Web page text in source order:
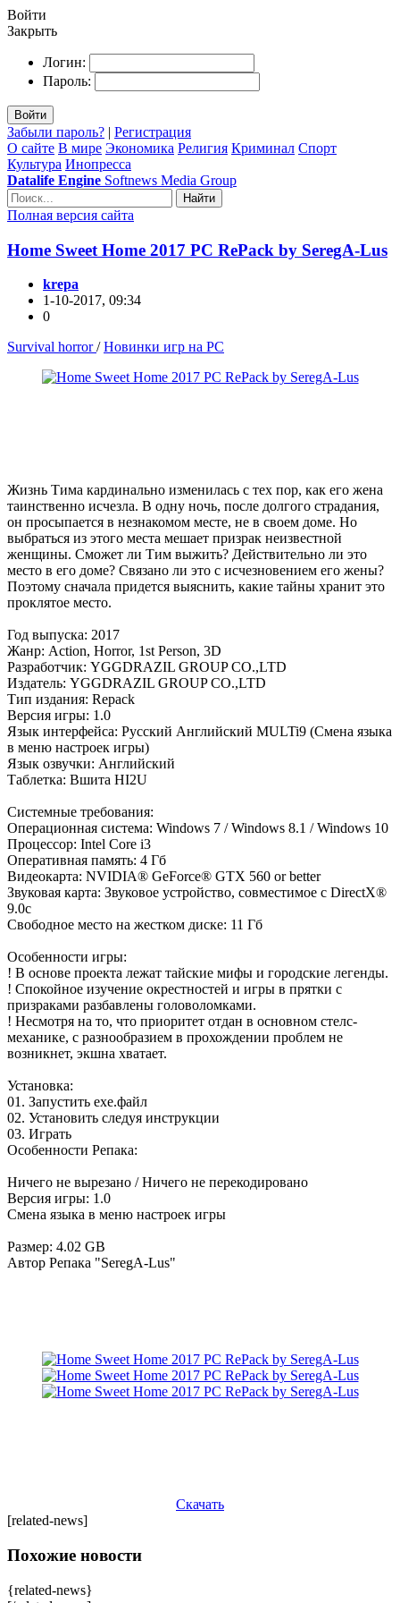
Войти
Закрыть
Логин:
Пароль:
Войти
Забыли пароль? | Регистрация
О сайте В мире Экономика Религия Криминал Спорт
Культура Инопресса
Datalife Engine Softnews Media Group
Найти
Полная версия сайта
Home Sweet Home 2017 PC RePack by SeregA-Lus
krepa
1-10-2017, 09:34
0
Survival horror/Новинки игр на PC
Жизнь Тима кардинально изменилась с тех пор, как его жена
таинственно исчезла. В одну ночь, после долгого страдания,
он просыпается в незнакомом месте, не в своем доме. Но
выбраться из этого места мешает призрак неизвестной
женщины. Сможет ли Тим выжить? Действительно ли это
место в его доме? Связано ли это с исчезновением его жены?
Поэтому сначала придется выяснить, какие тайны хранит это
проклятое место.
Год выпуска: 2017
Жанр: Action, Horror, 1st Person, 3D
Разработчик: YGGDRAZIL GROUP CO.,LTD
Издатель: YGGDRAZIL GROUP CO.,LTD
Тип издания: Repack
Версия игры: 1.0
Язык интерфейса: Русский Английский MULTi9 (Смена языка
в меню настроек игры)
Язык озвучки: Английский
Таблетка: Вшита HI2U
Системные требования:
Операционная система: Windows 7 / Windows 8.1 / Windows 10
Процессор: Intel Core i3
Оперативная память: 4 Гб
Видеокарта: NVIDIA® GeForce® GTX 560 or better
Звуковая карта: Звуковое устройство, совместимое с DirectX®
9.0с
Свободное место на жестком диске: 11 Гб
Особенности игры:
! В основе проекта лежат тайские мифы и городские легенды.
! Спокойное изучение окрестностей и игры в прятки с
призраками разбавлены головоломками.
! Несмотря на то, что приоритет отдан в основном стелс-
механике, с разнообразием в прохождении проблем не
возникнет, экшна хватает.
Установка:
01. Запустить ехе.файл
02. Установить следуя инструкции
03. Играть
Особенности Репака:
Ничего не вырезано / Ничего не перекодировано
Версия игры: 1.0
Смена языка в меню настроек игры
Размер: 4.02 GB
Автор Репака "SeregA-Lus"
Скачать
[related-news]
Похожие новости
{related-news}